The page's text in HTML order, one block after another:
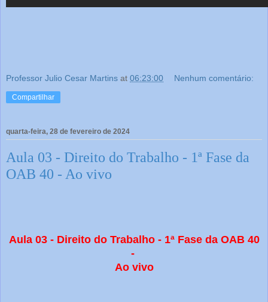
Professor Julio Cesar Martins at 06:23:00 Nenhum comentário:
Compartilhar
quarta-feira, 28 de fevereiro de 2024
Aula 03 - Direito do Trabalho - 1ª Fase da
OAB 40 - Ao vivo
Aula 03 - Direito do Trabalho - 1ª Fase da OAB 40
-
Ao vivo